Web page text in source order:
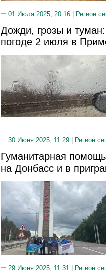
01 Июля 2025, 20:16 | Регион
Дожди, грозы и
погоде 2 июля в
30 Июня 2025, 11:29 | Регион
Гуманитарная
на Донбасс и в
29 Июня 2025, 11:31 | Регион